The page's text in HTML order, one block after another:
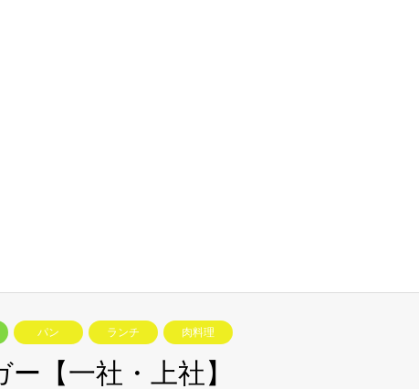
パン ランチ 肉料理
【一社・上社】